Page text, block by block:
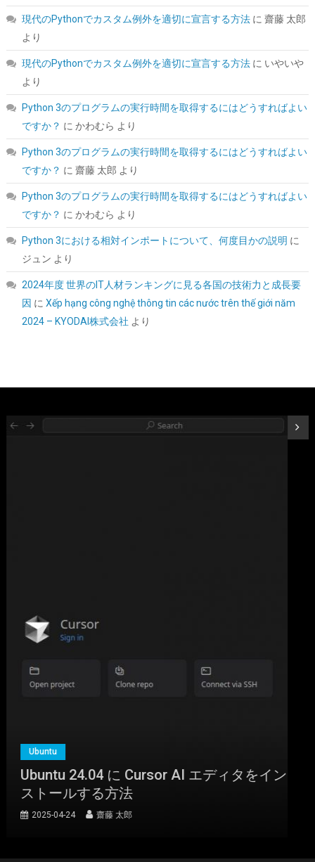
ARCTIC MX-4 (8g｜ヘラ付属) - 高性能サーマルペースト、CPU・
GPU 対応（PC・PS4・Xbox）、高い熱伝導率、長期耐久性、安
全な塗布、非導電性、非容量性
( 54811196) GBP 14.07
はこちら)
UGREEN 2.5 インチ HDD/SSD ケース 5Gbps 6TB容量 USB3.0
SATA3.0 高速ハードディスクケース | USB A-Micro B/9.5mm以下
まで対応/自動スリープ/UASP 対応/TRIM&S.M.A.R.T.機能を搭載/
インジケーターで状態が一目/工具不要/コンパク
こちら)
現代のPythonでカスタム例外を適切に宣言する方法に 齋藤 太郎
より
現代のPythonでカスタム例外を適切に宣言する方法に いやいや
より
Python 3のプログラムの実行時間を取得するにはどうすればよい
ですか？ に かわむら より
Python 3のプログラムの実行時間を取得するにはどうすればよい
ですか？ に 齋藤 太郎 より
Python 3のプログラムの実行時間を取得するにはどうすればよい
ですか？ に かわむら より
Python 3における相対インポートについて、何度目かの説明 に
ジュン より
2024年度 世界のIT人材ランキングに見る各国の技術力と成長要
因 に Xếp hạng công nghệ thông tin các nước trên thế giới năm
2024 – KYODAI株式会社 より
Ubuntu
Ubuntu 24.04 に Cursor AI エディタをイン
ストールする方法
2025-04-24 齋藤 太郎